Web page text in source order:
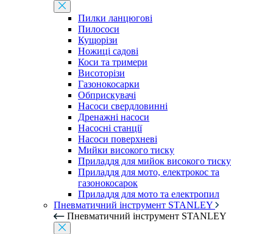
Пилки ланцюгові
Пилососи
Кущорізи
Ножиці садові
Коси та тримери
Висоторізи
Газонокосарки
Обприскувачі
Насоси свердловинні
Дренажні насоси
Насосні станції
Насоси поверхневі
Мийки високого тиску
Приладдя для мийок високого тиску
Приладдя для мото, електрокос та
газонокосарок
Приладдя для мото та електропил
Пневматичний інструмент STANLEY
Пневматичний інструмент STANLEY